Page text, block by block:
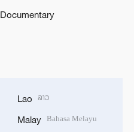
Documentary
Lao ລາວ
Malay Bahasa Melayu